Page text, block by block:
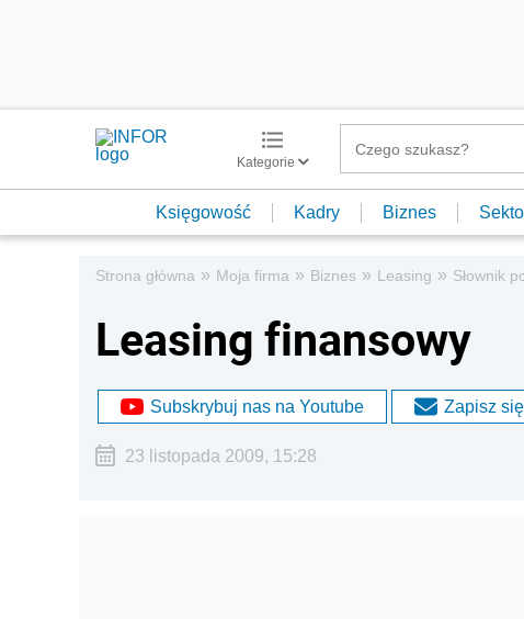
Kategorie
Księgowość Kadry Biznes
Strona główna » Moja firma » Biznes » Leasing » Słownik
Leasing finansowy
Subskrybuj nas na Youtube Zapisz
23 listopada 2009, 15:28